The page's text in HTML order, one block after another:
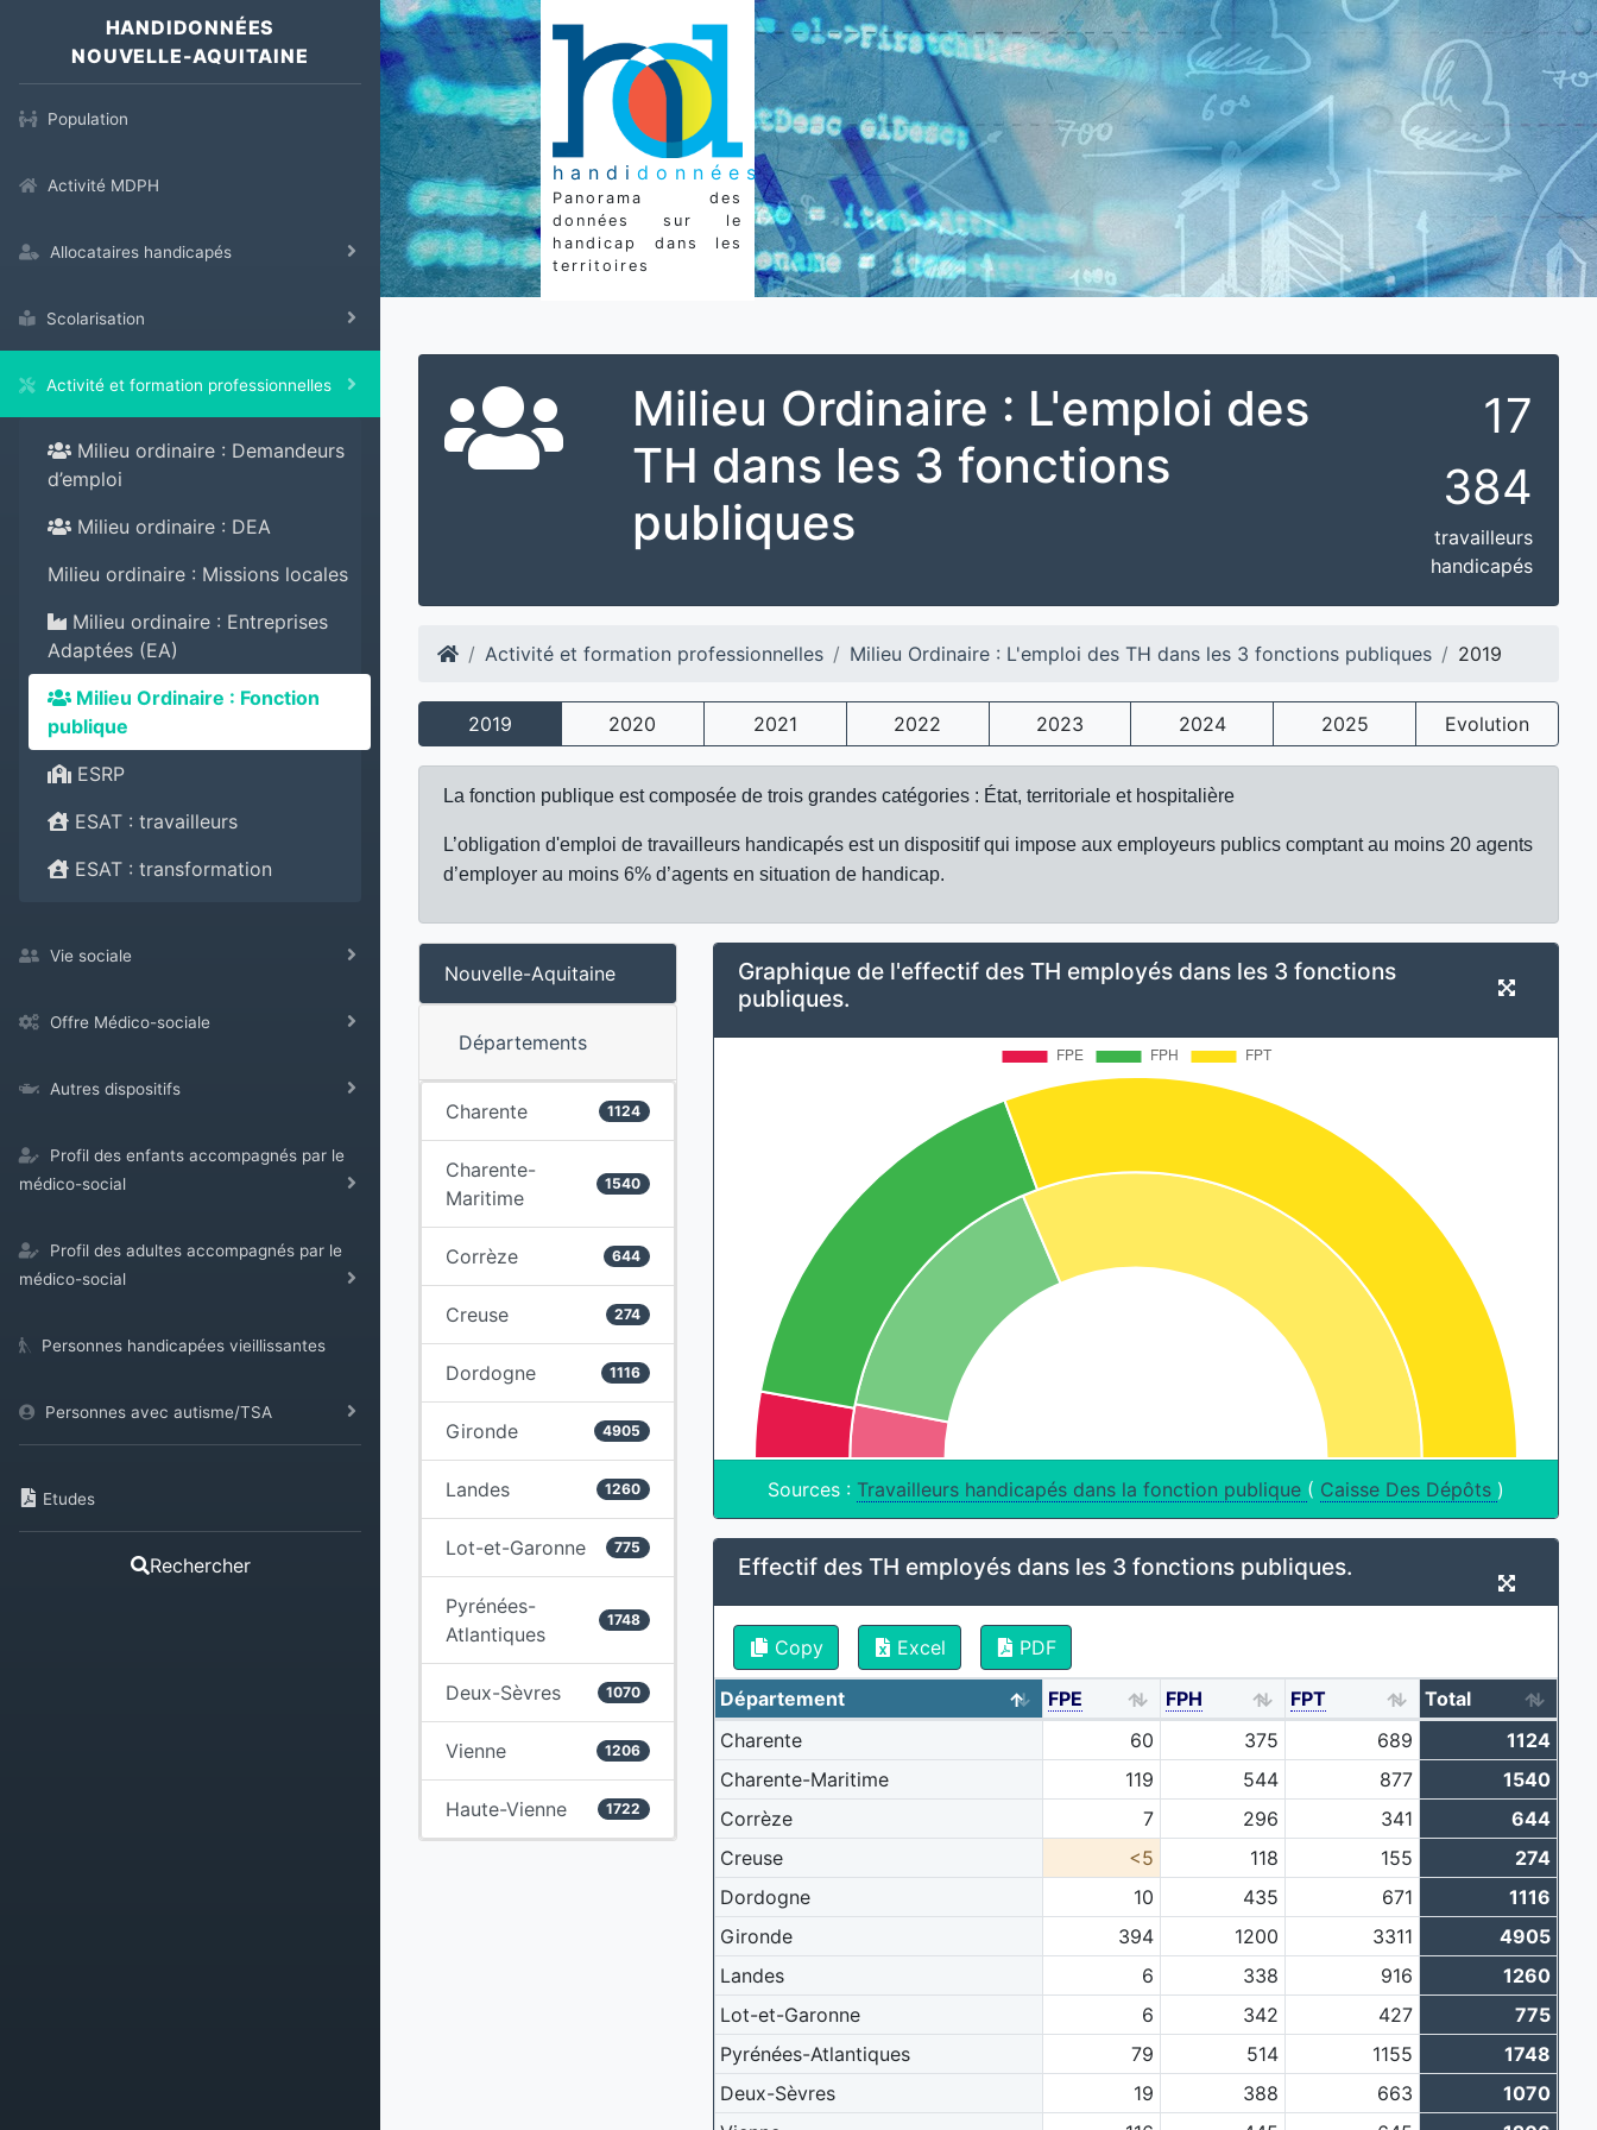
HANDIDONNÉES
NOUVELLE-AQUITAINE
Population
Activité MDPH
Allocataires handicapés
Scolarisation
Activité et formation professionnelles
Milieu ordinaire : Demandeurs
d’emploi
Milieu ordinaire : DEA
Milieu ordinaire : Missions locales
Milieu ordinaire : Entreprises
Adaptées (EA)
Milieu Ordinaire : Fonction
publique
ESRP
ESAT : travailleurs
ESAT : transformation
Vie sociale
Offre Médico-sociale
Autres dispositifs
Profil des enfants accompagnés par le
médico-social
Profil des adultes accompagnés par le
médico-social
Personnes handicapées vieillissantes
Personnes avec autisme/TSA
Etudes
Rechercher
handi données
Panorama des
données sur le
handicap dans les
territoires
Milieu Ordinaire : L'emploi des
TH dans les 3 fonctions
publiques
17
384
travailleurs
handicapés
Activité et formation professionnelles Milieu Ordinaire : L'emploi des TH dans les 3 fonctions publiques 2019
2019 2020 2021 2022 2023 2024 2025 Evolution
La fonction publique est composée de trois grandes catégories : État, territoriale et hospitalière
L’obligation d'emploi de travailleurs handicapés est un dispositif qui impose aux employeurs publics comptant au moins 20 agents
d’employer au moins 6% d’agents en situation de handicap.
Nouvelle-Aquitaine
Départements
Charente 1124
Charente-
Maritime
1540
Corrèze 644
Creuse 274
Dordogne 1116
Gironde 4905
Landes 1260
Lot-et-Garonne 775
Pyrénées-
Atlantiques
1748
Deux-Sèvres 1070
Vienne 1206
Haute-Vienne 1722
Graphique de l'effectif des TH employés dans les 3 fonctions
publiques.
Sources : Travailleurs handicapés dans la fonction publique ( Caisse Des Dépôts )
Effectif des TH employés dans les 3 fonctions publiques.
Copy Excel PDF
Département FPE FPH FPT
Total
Charente
60 375 689
1124
Charente-Maritime
119 544 877
1540
Corrèze
7 296 341
644
Creuse
<5 118 155
274
Dordogne
10 435 671
1116
Gironde
394 1200 3311
4905
Landes
6 338 916
1260
Lot-et-Garonne
6 342 427
775
Pyrénées-Atlantiques
79 514 1155
1748
Deux-Sèvres
19 388 663
1070